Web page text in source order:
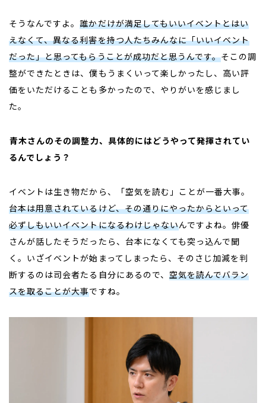
そうなんですよ。誰かだけが満足してもいいイベントとはい
えなくて、異なる利害を持つ人たちみんなに「いいイベント
だった」と思ってもらうことが成功だと思うんです。そこの調
整ができたときは、僕もうまくいって楽しかったし、高い評
価をいただけることも多かったので、やりがいを感じまし
た。
――青木さんのその調整力、具体的にはどうやって発揮されてい
るんでしょう？
イベントは生き物だから、「空気を読む」ことが一番大事。
台本は用意されているけど、その通りにやったからといって
必ずしもいいイベントになるわけじゃないんですよね。俳優
さんが話したそうだったら、台本になくても突っ込んで聞
く。いざイベントが始まってしまったら、そのさじ加減を判
断するのは司会者たる自分にあるので、 空気を読んでバラン
スを取ることが大事ですね。